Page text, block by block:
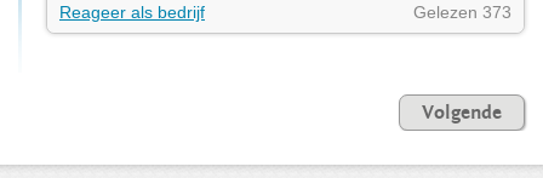
Reageer als bedrijf
Gelezen 373
Volgende